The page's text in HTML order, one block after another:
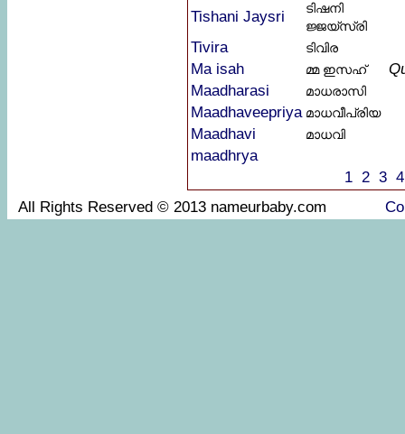
Tishani Jaysri
ടിഷനി
ജ്ജയ്സ്രി
Tivira ടിവിര
Ma isah മ്മ ഇസഹ്
Maadharasi
മാധരാസി
Maadhaveepriya മാധവീപ്രിയ
Maadhavi മാധവി
maadhrya
1 2 3 4
All Rights Reserved © 2013 nameurbaby.com